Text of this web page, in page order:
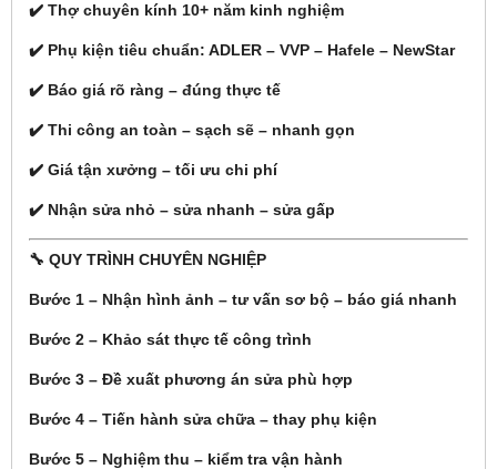
✔️ Thợ chuyên kính 10+ năm kinh nghiệm
✔️ Phụ kiện tiêu chuẩn: ADLER – VVP – Hafele – NewStar
✔️ Báo giá rõ ràng – đúng thực tế
✔️ Thi công an toàn – sạch sẽ – nhanh gọn
✔️ Giá tận xưởng – tối ưu chi phí
✔️ Nhận sửa nhỏ – sửa nhanh – sửa gấp
🔧 QUY TRÌNH CHUYÊN NGHIỆP
Bước 1 – Nhận hình ảnh – tư vấn sơ bộ – báo giá nhanh
Bước 2 – Khảo sát thực tế công trình
Bước 3 – Đề xuất phương án sửa phù hợp
Bước 4 – Tiến hành sửa chữa – thay phụ kiện
Bước 5 – Nghiệm thu – kiểm tra vận hành